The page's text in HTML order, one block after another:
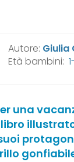
Autore: Giulia
Età bambini:
una